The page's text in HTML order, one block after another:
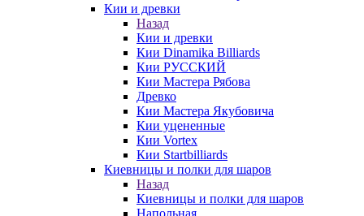
Кии и древки
Назад
Кии и древки
Кии Dinamika Billiards
Кии РУССКИЙ
Кии Мастера Рябова
Древко
Кии Мастера Якубовича
Кии уцененные
Кии Vortex
Кии Startbilliards
Киевницы и полки для шаров
Назад
Киевницы и полки для шаров
Напольная